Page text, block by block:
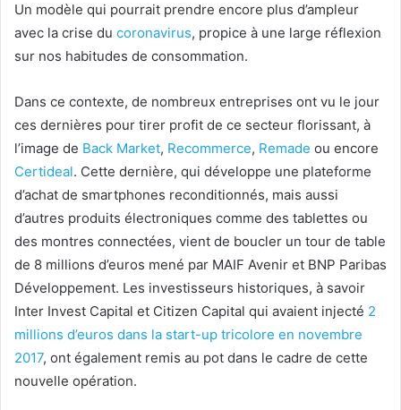
Un modèle qui pourrait prendre encore plus d’ampleur
avec la crise du coronavirus, propice à une large réflexion
sur nos habitudes de consommation.
Dans ce contexte, de nombreux entreprises ont vu le jour
ces dernières pour tirer profit de ce secteur florissant, à
l’image de Back Market, Recommerce, Remade ou encore
Certideal. Cette dernière, qui développe une plateforme
d’achat de smartphones reconditionnés, mais aussi
d’autres produits électroniques comme des tablettes ou
des montres connectées, vient de boucler un tour de table
de 8 millions d’euros mené par MAIF Avenir et BNP Paribas
Développement. Les investisseurs historiques, à savoir
Inter Invest Capital et Citizen Capital qui avaient injecté 2
millions d’euros dans la start-up tricolore en novembre
2017, ont également remis au pot dans le cadre de cette
nouvelle opération.